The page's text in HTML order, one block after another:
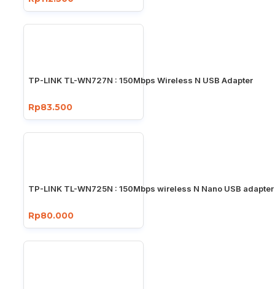
TP-LINK TL-WN727N : 150Mbps Wireless N USB Adapter
Rp83.500
TP-LINK TL-WN725N : 150Mbps wireless N Nano USB adapter
Rp80.000